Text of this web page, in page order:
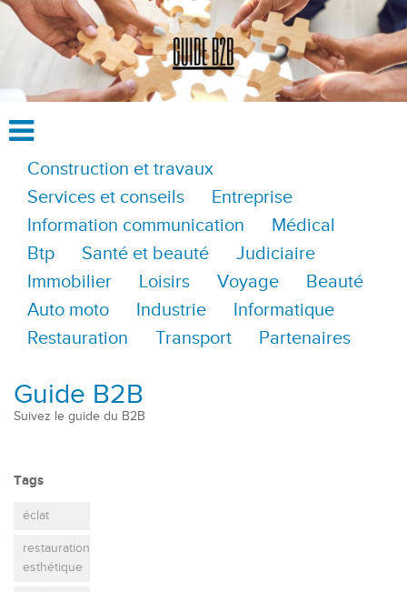
Construction et travaux
Services et conseils
Entreprise
Information communication
Médical
Btp
Santé et beauté
Judiciaire
Immobilier
Loisirs Voyage
Beauté
Auto moto
Industrie
Informatique
Restauration
Transport Partenaires
Guide B2B
Suivez le guide du B2B
Tags
éclat
restauration
esthétique